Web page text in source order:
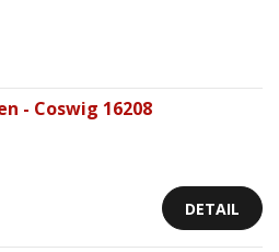
- Coswig 16208
DETAIL